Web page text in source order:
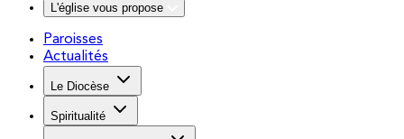
L'église vous propose
Paroisses
Actualités
Le Diocèse
Spiritualité